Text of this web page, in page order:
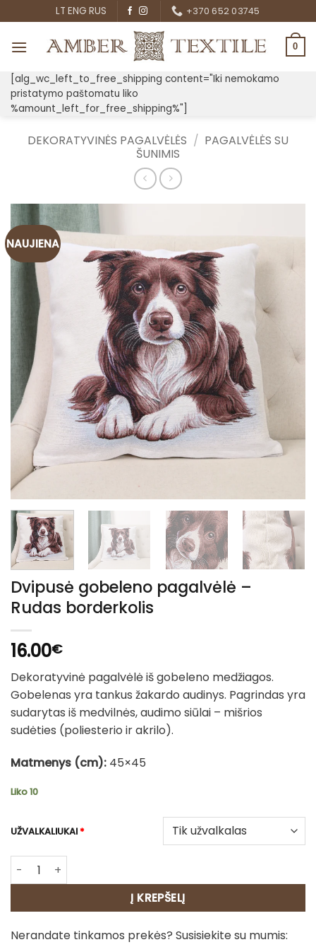
to
content
LT ENG RUS +370 652 03745
0
[alg_wc_left_to_free_shipping content="Iki nemokamo
pristatymo paštomatu liko
%amount_left_for_free_shipping%"]
DEKORATYVINĖS PAGALVĖLĖS / PAGALVĖLĖS SU
ŠUNIMIS
NAUJIENA
Dvipusė gobeleno pagalvėlė –
Rudas borderkolis
16.00€
Dekoratyvinė pagalvėlė iš gobeleno medžiagos.
Gobelenas yra tankus žakardo audinys. Pagrindas yra
sudarytas iš medvilnės, audimo siūlai – mišrios
sudėties (poliesterio ir akrilo).
Matmenys (cm): 45×45
Liko 10
UŽVALKALIUKAI*
produkto kiekis: Dvipusė gobeleno pagalvėlė - Rudas
Į KREPŠELĮ
Nerandate tinkamos prekės? Susisiekite su mumis: